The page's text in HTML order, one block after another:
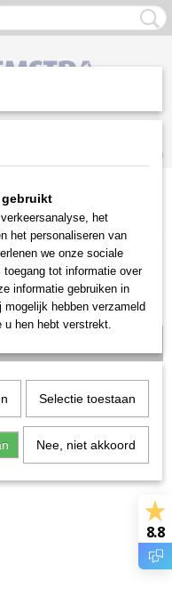
(0)
>
36 GBM 40cm
GBM
8.8
gebruikt
het
het personaliseren van
we onze sociale
tot informatie over
informatie gebruiken in
hebben verzameld
u hen hebt verstrekt.
Selectie toestaan
Nee, niet akkoord